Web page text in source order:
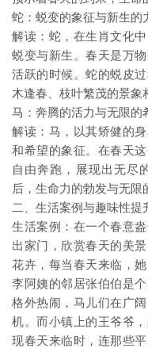
蛇：蜕变的象征与新生的
解读：蛇，在生肖文化
蜕变与新生。春天是万
活跃的时候。蛇的蜕皮
木逢春、枝叶繁茂的景象
马：奔腾的活力与无限的
解读：马，以其矫健的
和希望的象征。在春天
自由奔跑，展现出无尽
后，生命力的勃发与无限
二、生活案例与趣味性提
生活案例：在一个春意
出家门，欣赏春天的美
花卉，每当春天来临，
李阿姨的邻居张伯伯是
格外热闹，马儿们在广
机。而小镇上的王爷爷
现春天来临时，连那些